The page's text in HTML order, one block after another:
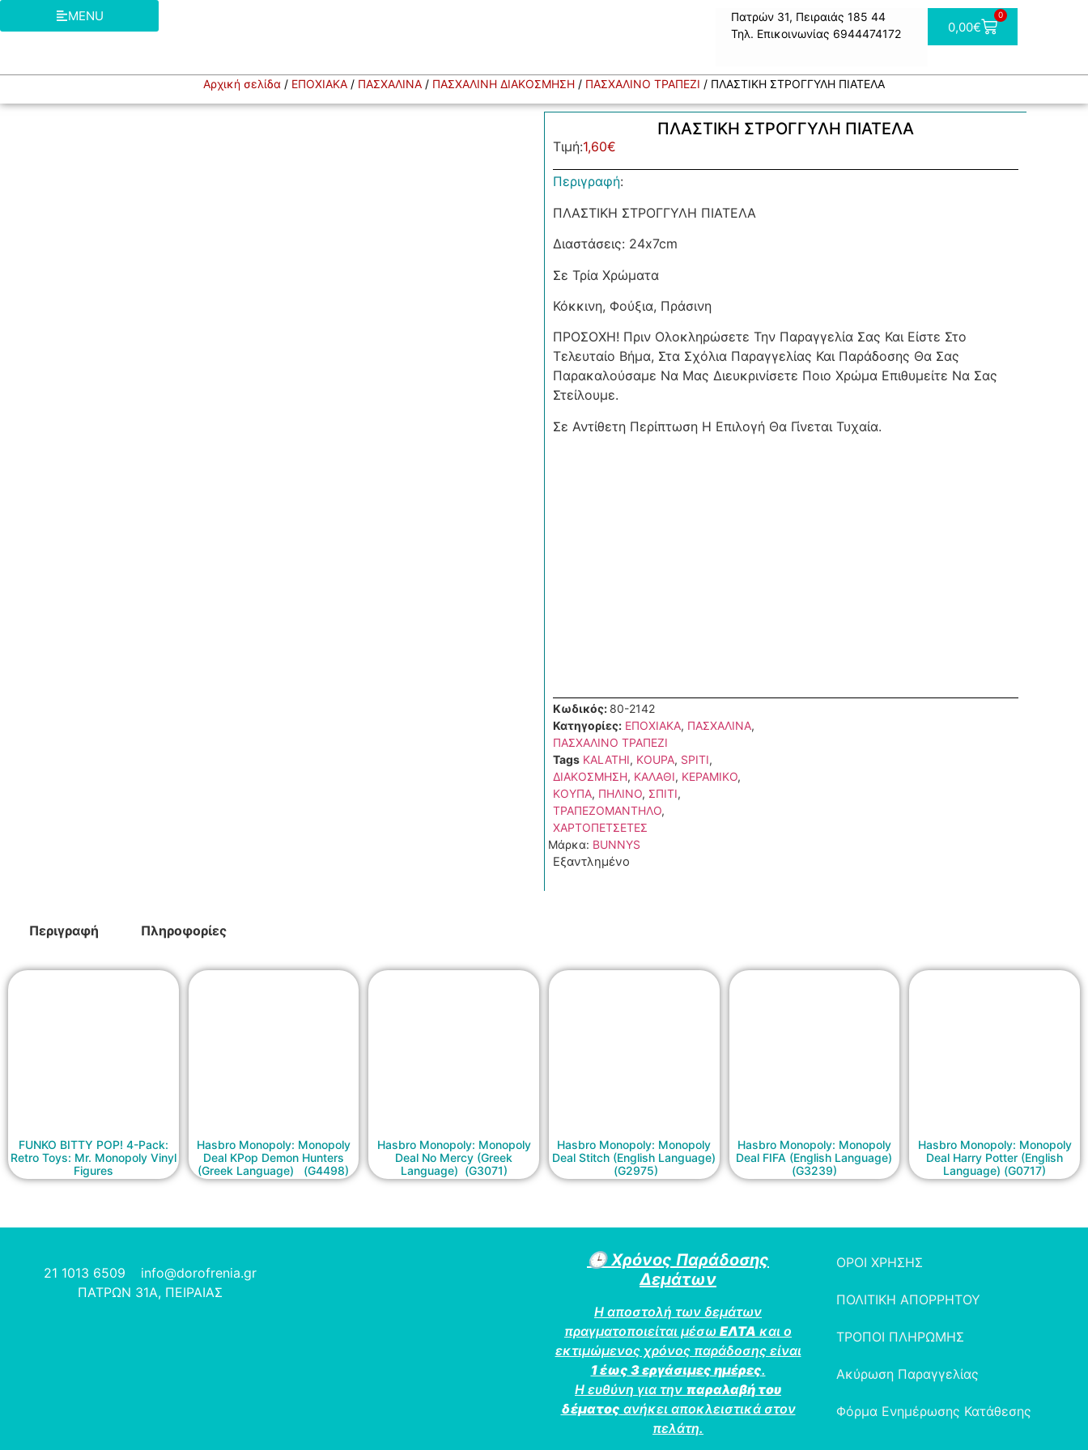
MENU
Πατρών 31, Πειραιάς 185 44
Τηλ. Επικοινωνίας 6944474172
0,00€
0
Αρχική σελίδα / ΕΠΟΧΙΑΚΑ / ΠΑΣΧΑΛΙΝΑ / ΠΑΣΧΑΛΙΝΗ ΔΙΑΚΟΣΜΗΣΗ / ΠΑΣΧΑΛΙΝΟ ΤΡΑΠΕΖΙ / ΠΛΑΣΤΙΚΗ ΣΤΡΟΓΓΥΛΗ ΠΙΑΤΕΛΑ
ΠΛΑΣΤΙΚΗ ΣΤΡΟΓΓΥΛΗ ΠΙΑΤΕΛΑ
Τιμή:1,60€
Περιγραφή:
ΠΛΑΣΤΙΚΗ ΣΤΡΟΓΓΥΛΗ ΠΙΑΤΕΛΑ
Διαστάσεις: 24x7cm
Σε Τρία Χρώματα
Κόκκινη, Φούξια, Πράσινη
ΠΡΟΣΟΧΗ! Πριν Ολοκληρώσετε Την Παραγγελία Σας Και Είστε Στο
Τελευταίο Βήμα, Στα Σχόλια Παραγγελίας Και Παράδοσης Θα Σας
Παρακαλούσαμε Να Μας Διευκρινίσετε Ποιο Χρώμα Επιθυμείτε Να Σας
Στείλουμε.
Σε Αντίθετη Περίπτωση Η Επιλογή Θα Γίνεται Τυχαία.
Κωδικός: 80-2142
Κατηγορίες: ΕΠΟΧΙΑΚΑ, ΠΑΣΧΑΛΙΝΑ,
ΠΑΣΧΑΛΙΝΟ ΤΡΑΠΕΖΙ
Tags KALATHI, KOUPA, SPITI,
ΔΙΑΚΟΣΜΗΣΗ, ΚΑΛΑΘΙ, ΚΕΡΑΜΙΚΟ,
ΚΟΥΠΑ, ΠΗΛΙΝΟ, ΣΠΙΤΙ,
ΤΡΑΠΕΖΟΜΑΝΤΗΛΟ,
ΧΑΡΤΟΠΕΤΣΕΤΕΣ
Μάρκα: BUNNYS
Εξαντλημένο
Περιγραφή Πληροφορίες
FUNKO BITTY POP! 4-Pack:
Retro Toys: Mr. Monopoly Vinyl
Figures
Hasbro Monopoly: Monopoly
Deal KPop Demon Hunters
(Greek Language) (G4498)
Hasbro Monopoly: Monopoly
Deal No Mercy (Greek
Language) (G3071)
Hasbro Monopoly: Monopoly
Deal Stitch (English Language)
(G2975)
Hasbro Monopoly: Monopoly
Deal FIFA (English Language)
(G3239)
Hasbro Monopoly: Monopoly
Deal Harry Potter (English
Language) (G0717)
21 1013 6509
info@dorofrenia.gr
ΠΑΤΡΩΝ 31Α, ΠΕΙΡΑΙΑΣ
🕒Χρόνος Παράδοσης
Δεμάτων
Η αποστολή των δεμάτων
πραγματοποιείται μέσω ΕΛΤΑ και ο
εκτιμώμενος χρόνος παράδοσης είναι
1 έως 3 εργάσιμες ημέρες.
Η ευθύνη για την παραλαβή του
δέματος ανήκει αποκλειστικά στον
πελάτη.
ΟΡΟΙ ΧΡΗΣΗΣ
ΠΟΛΙΤΙΚΗ ΑΠΟΡΡΗΤΟΥ
ΤΡΟΠΟΙ ΠΛΗΡΩΜΗΣ
Ακύρωση Παραγγελίας
Φόρμα Ενημέρωσης Κατάθεσης